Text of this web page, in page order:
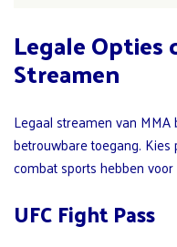
Legale Opties
Streamen
Legaal streamen van
betrouwbare toegang.
combat sports hebben
UFC Fight Pass